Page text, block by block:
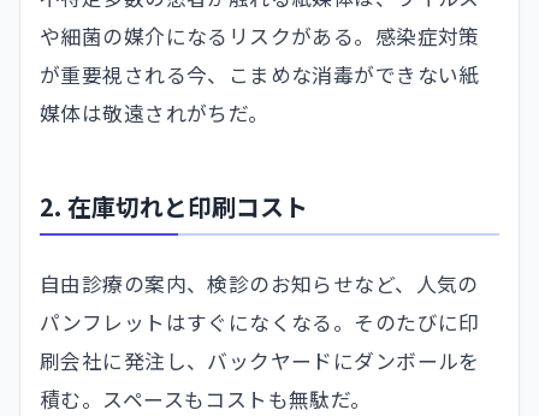
や細菌の媒介になるリスクがある。感染症対策
が重要視される今、こまめな消毒ができない紙
媒体は敬遠されがちだ。
2. 在庫切れと印刷コスト
自由診療の案内、検診のお知らせなど、人気の
パンフレットはすぐになくなる。そのたびに印
刷会社に発注し、バックヤードにダンボールを
積む。スペースもコストも無駄だ。